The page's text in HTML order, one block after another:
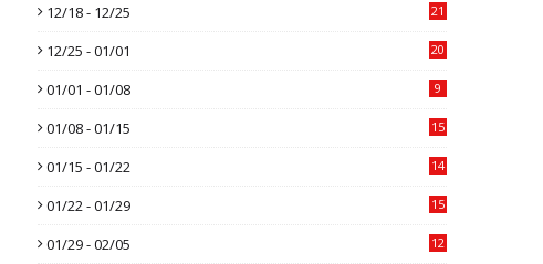
12/18 - 12/25 21
12/25 - 01/01 20
01/01 - 01/08 9
01/08 - 01/15 15
01/15 - 01/22 14
01/22 - 01/29 15
01/29 - 02/05 12